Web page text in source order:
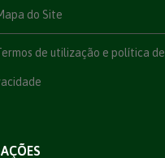
do Site
de utilização e política de